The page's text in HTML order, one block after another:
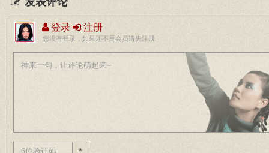
登录 注册
您没有登录，如果还不是会员请先注册
*